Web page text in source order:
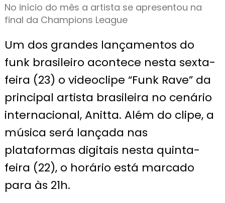
No início do mês a artista se apresentou na
final da Champions League
Um dos grandes lançamentos do
funk brasileiro acontece nesta sexta-
feira (23) o videoclipe “Funk Rave” da
principal artista brasileira no cenário
internacional, Anitta. Além do clipe, a
música será lançada nas
plataformas digitais nesta quinta-
feira (22), o horário está marcado
para às 21h.